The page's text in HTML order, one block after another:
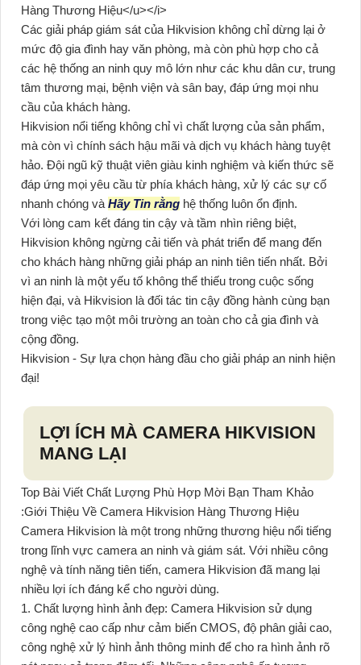
Các giải pháp giám sát của Hikvision không chỉ dừng lại ở
mức độ gia đình hay văn phòng, mà còn phù hợp cho cả
các hệ thống an ninh quy mô lớn như các khu dân cư, trung
tâm thương mại, bệnh viện và sân bay, đáp ứng mọi nhu
cầu của khách hàng.
Hikvision nổi tiếng không chỉ vì chất lượng của sản phẩm,
mà còn vì chính sách hậu mãi và dịch vụ khách hàng tuyệt
hảo. Đội ngũ kỹ thuật viên giàu kinh nghiệm và kiến thức sẽ
đáp ứng mọi yêu cầu từ phía khách hàng, xử lý các sự cố
nhanh chóng và Hãy Tin rằng hệ thống luôn ổn định.
Với lòng cam kết đáng tin cậy và tầm nhìn riêng biệt,
Hikvision không ngừng cải tiến và phát triển để mang đến
cho khách hàng những giải pháp an ninh tiên tiến nhất. Bởi
vì an ninh là một yếu tố không thể thiếu trong cuộc sống
hiện đại, và Hikvision là đối tác tin cậy đồng hành cùng bạn
trong việc tạo một môi trường an toàn cho cả gia đình và
cộng đồng.
Hikvision - Sự lựa chọn hàng đầu cho giải pháp an ninh hiện
đại!
LỢI ÍCH MÀ CAMERA HIKVISION
MANG LẠI
Top Bài Viết Chất Lượng Phù Hợp Mời Bạn Tham Khảo
:Giới Thiệu Về Camera Hikvision Hàng Thương Hiệu
Camera Hikvision là một trong những thương hiệu nổi tiếng
trong lĩnh vực camera an ninh và giám sát. Với nhiều công
nghệ và tính năng tiên tiến, camera Hikvision đã mang lại
nhiều lợi ích đáng kể cho người dùng.
1. Chất lượng hình ảnh đẹp: Camera Hikvision sử dụng
công nghệ cao cấp như cảm biến CMOS, độ phân giải cao,
công nghệ xử lý hình ảnh thông minh để cho ra hình ảnh rõ